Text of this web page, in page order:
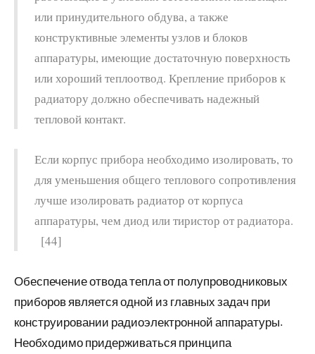
или принудительного обдува, а также
конструктивные элементы узлов и блоков
аппаратуры, имеющие достаточную поверхность
или хороший теплоотвод. Крепление приборов к
радиатору должно обеспечивать надежный
тепловой контакт.
Если корпус прибора необходимо изолировать, то
для уменьшения общего теплового сопротивления
лучше изолировать радиатор от корпуса
аппаратуры, чем диод или тиристор от радиатора.
[44]
Обеспечение отвода тепла от полупроводниковых
приборов является одной из главных задач при
конструировании радиоэлектронной аппаратуры.
Необходимо придерживаться принципа